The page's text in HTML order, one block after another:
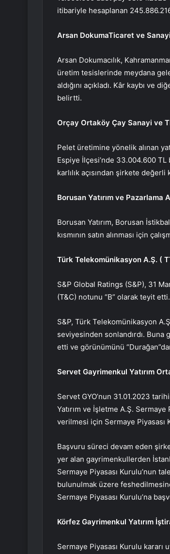
itibariyle hesaplanan
Arsan DokumaTicaret ve
Arsan Dokumacılık,
üretim tesislerinde meydana
aldığını açıkladı. Kâr kaybı ve
belirtti.
Orçay Ortaköy Çay Sanayi ve
Pelet üretimine yönelik alınan
Espiye İlçesi’nde 33.004.600 TL
karlılık açısından şirkete
Borusan Yatırım ve Pazarlama
Borusan Yatırım, Borusan
kısmının satın alınması için
Türk Telekomünikasyon A.Ş. (
S&P Global Ratings (S&P), 31
(T&C) notunu “B” olarak teyit
S&P, Türk Telekomünikasyon
seviyesinden sonlandırdı.
etti ve görünümünü
Servet Gayrimenkul Yatırım
Servet GYO’nun 31.01.2023
Yatırım ve İşletme A.Ş.
verilmesi için Sermaye Piyasası
Başvuru süreci devam eden
yer alan gayrimenkullerden
Sermaye Piyasası Kurulu’nun
bulunulmak üzere
Sermaye Piyasası Kurulu’na
Körfez Gayrimenkul Yatırım
Sermaye Piyasası Kurulu kararı